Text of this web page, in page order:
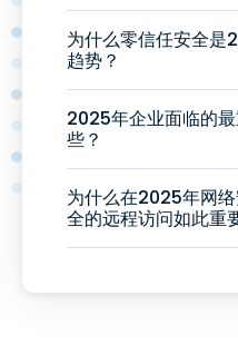
为什么零信任安全是
趋势？
2025年企业面临的
些？
为什么在2025年网
全的远程访问如此重